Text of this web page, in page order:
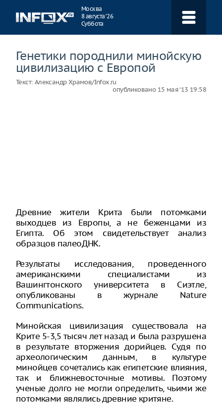
Москва
8 августа ‘26
Суббота
Генетики породнили минойскую
цивилизацию с Европой
Текст: Александр Храмов/Infox.ru
опубликовано 15 мая ‘13 19:58
Древние жители Крита были потомками
выходцев из Европы, а не беженцами из
Египта. Об этом свидетельствует анализ
образцов палеоДНК.
Результаты исследования, проведенного
американскими специалистами из
Вашингтонского университета в Сиэтле,
опубликованы в журнале Nature
Communications.
Минойская цивилизация существовала на
Крите 5-3,5 тысяч лет назад и была разрушена
в результате вторжения дорийцев. Судя по
археологическим данным, в культуре
минойцев сочетались как египетские влияния,
так и ближневосточные мотивы. Поэтому
ученые долго не могли определить, чьими же
потомками являлись древние критяне.